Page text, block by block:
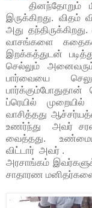
தினந்தோறும்
இருக்கிறது. விதம்
அது
வாசங்களை
இறக்கத்துடன்
செல்லும்
பார்வையை
ப்ரெயில்
வாசித்தது
உணர்ந்து அவர்
வைத்தது.
விட்டார் அவர் .
அரசாங்கம்
சாதாரண மனிதர்களை